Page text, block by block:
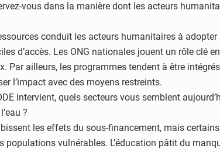
vous dans la manière dont les acteurs
conduit les acteurs humanitaires à
d’accès. Les ONG nationales jouent un rôle clé
Par ailleurs, les programmes tendent à être
l’impact avec des moyens restreints.
intervient, quels secteurs vous semblent
?
les effets du sous-financement, mais
vulnérables. L’éducation pâtit du